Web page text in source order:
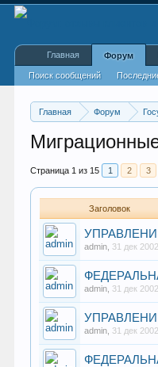
Главная Форум
Страница 1 из 15 1 2 3
Заголовок
admin 31 дек 2002
admin 31 дек 2002
admin 31 дек 2002
Главная Форум
Поиск сообщений